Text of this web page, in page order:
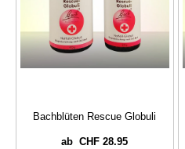
Bachblüten Rescue Globuli
abCHF 28.95